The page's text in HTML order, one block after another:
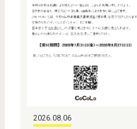
2026.08.06